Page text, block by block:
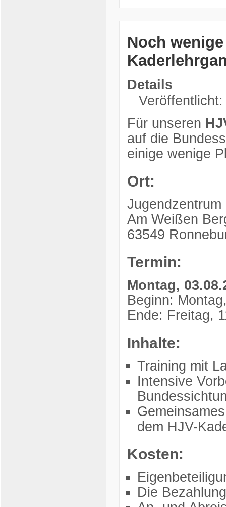
Noch
Details
Für unseren
auf die
einige wenige
Ort:
Jugendzentrum
Am Weißen
63549
Termin:
Montag,
Beginn:
Ende: Freitag,
Inhalte:
Training mit
Intensive
dem HJV-
Kosten:
Die